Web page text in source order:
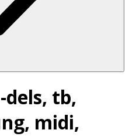
tb,
midi,